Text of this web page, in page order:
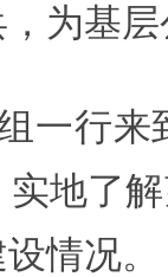
为基
行来
地了
情况。